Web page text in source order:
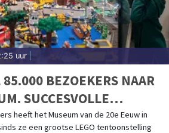
uur
BEZOEKERS NAAR
VERLENGD
heeft het Museum van de 20e Eeuw in
ze een grootse LEGO tentoonstelling